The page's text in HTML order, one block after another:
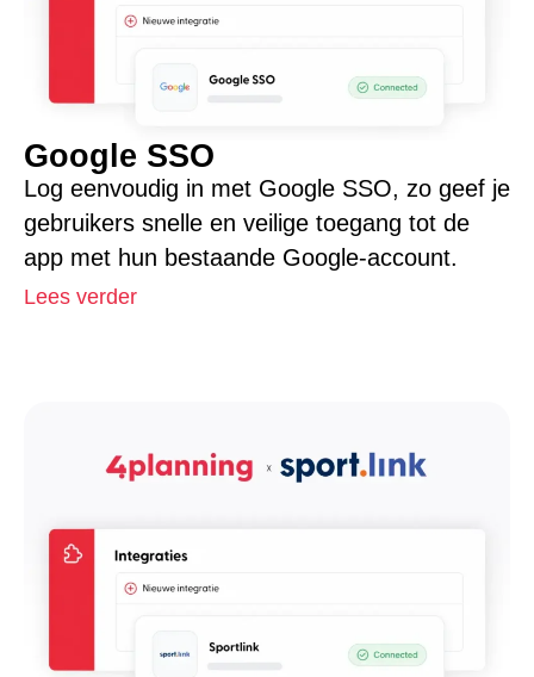
Google SSO
Log eenvoudig in met Google SSO, zo geef je
gebruikers snelle en veilige toegang tot de
app met hun bestaande Google-account.
Lees verder